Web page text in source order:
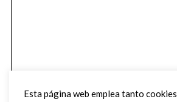
Esta página web emplea tanto cookies